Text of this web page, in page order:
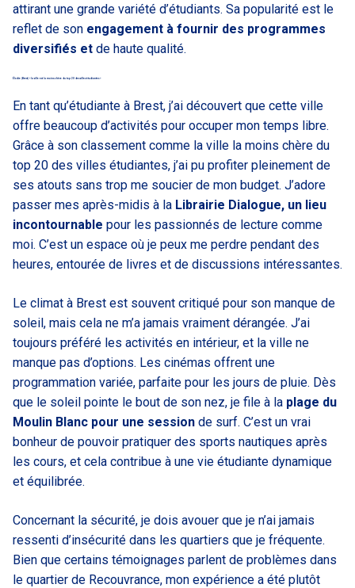
attirant une grande variété d’étudiants. Sa popularité est le
reflet de son engagement à fournir des programmes
diversifiés et de haute qualité.
Élodie (Brest) « la ville est la moins chère du top 20 des villes étudiantes »
En tant qu’étudiante à Brest, j’ai découvert que cette ville
offre beaucoup d’activités pour occuper mon temps libre.
Grâce à son classement comme la ville la moins chère du
top 20 des villes étudiantes, j’ai pu profiter pleinement de
ses atouts sans trop me soucier de mon budget. J’adore
passer mes après-midis à la Librairie Dialogue, un lieu
incontournable pour les passionnés de lecture comme
moi. C’est un espace où je peux me perdre pendant des
heures, entourée de livres et de discussions intéressantes.
Le climat à Brest est souvent critiqué pour son manque de
soleil, mais cela ne m’a jamais vraiment dérangée. J’ai
toujours préféré les activités en intérieur, et la ville ne
manque pas d’options. Les cinémas offrent une
programmation variée, parfaite pour les jours de pluie. Dès
que le soleil pointe le bout de son nez, je file à la plage du
Moulin Blanc pour une session de surf. C’est un vrai
bonheur de pouvoir pratiquer des sports nautiques après
les cours, et cela contribue à une vie étudiante dynamique
et équilibrée.
Concernant la sécurité, je dois avouer que je n’ai jamais
ressenti d’insécurité dans les quartiers que je fréquente.
Bien que certains témoignages parlent de problèmes dans
le quartier de Recouvrance, mon expérience a été plutôt